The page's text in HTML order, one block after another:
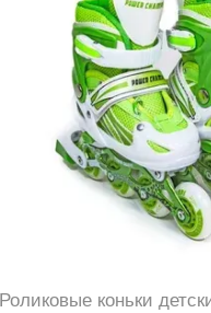
Роликовые коньки